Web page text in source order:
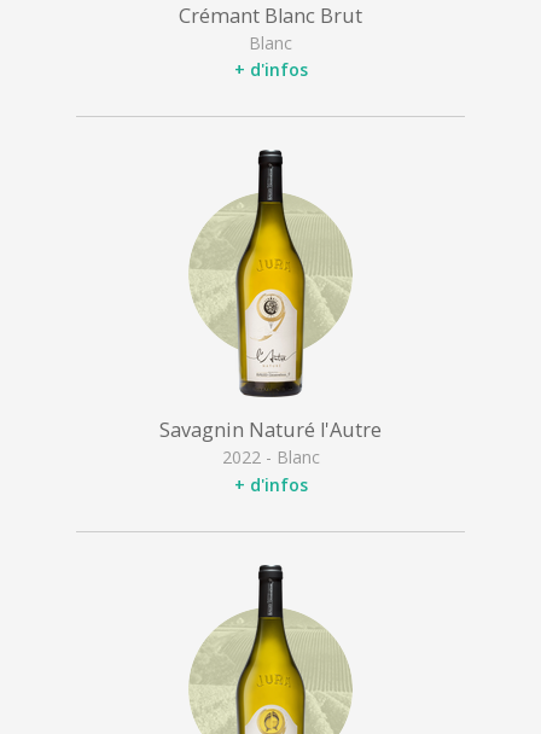
Crémant Blanc Brut
Blanc
+ d'infos
Savagnin Naturé l'Autre
2022 - Blanc
+ d'infos